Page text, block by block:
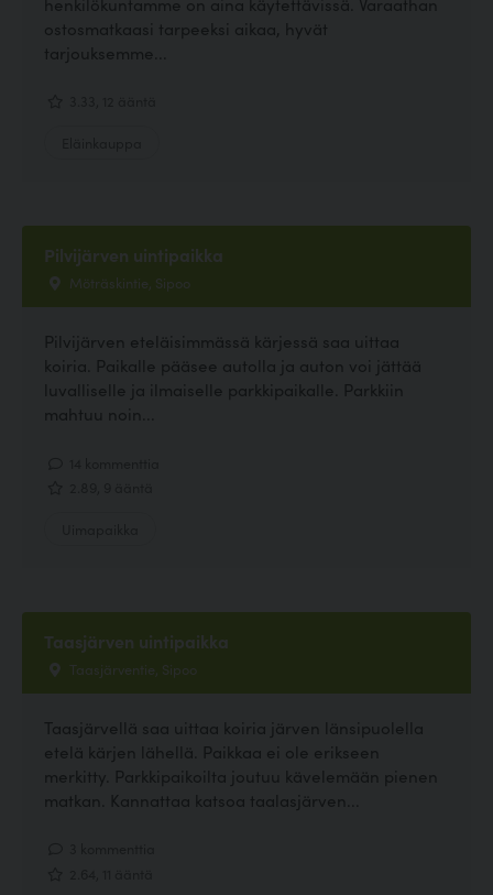
ostosmatkaasi tarpeeksi aikaa, hyvät
tarjouksemme...
Pilvijärven uintipaikka
Möträskintie, Sipoo
Pilvijärven eteläisimmässä kärjessä saa uittaa
koiria. Paikalle pääsee autolla ja auton voi jättää
luvalliselle ja ilmaiselle parkkipaikalle. Parkkiin
mahtuu noin...
Taasjärven uintipaikka
Taasjärventie, Sipoo
Taasjärvellä saa uittaa koiria järven länsipuolella
etelä kärjen lähellä. Paikkaa ei ole erikseen
merkitty. Parkkipaikoilta joutuu kävelemään pienen
matkan. Kannattaa katsoa taalasjärven...